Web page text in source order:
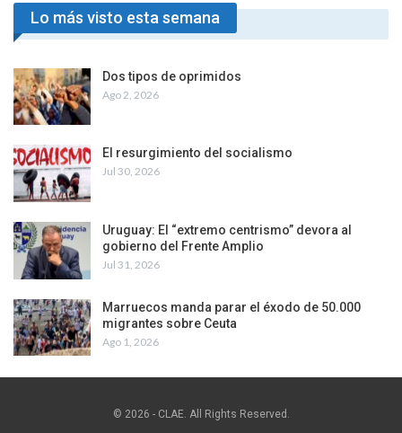
Lo más visto esta semana
Dos tipos de oprimidos
Ago 2, 2026
El resurgimiento del socialismo
Jul 30, 2026
Uruguay: El “extremo centrismo” devora al
gobierno del Frente Amplio
Jul 31, 2026
Marruecos manda parar el éxodo de 50.000
migrantes sobre Ceuta
Ago 1, 2026
© 2026 - CLAE. All Rights Reserved.